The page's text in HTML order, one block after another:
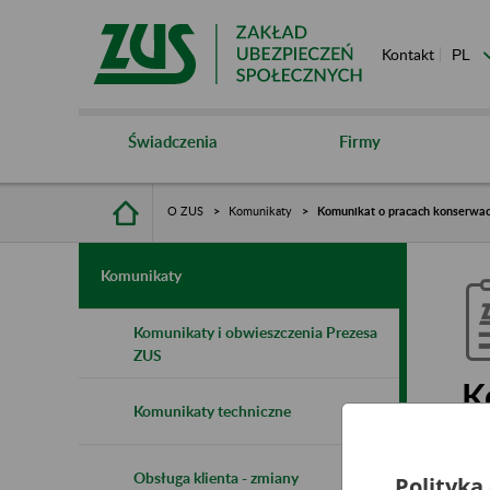
Kontakt
Świadczenia Firmy
O ZUS Komunikaty Komunikat o pracach
Komunikaty
Komunikaty i obwieszczenia Prezesa
ZUS
Komunikaty techniczne
Obsługa klienta - zmiany